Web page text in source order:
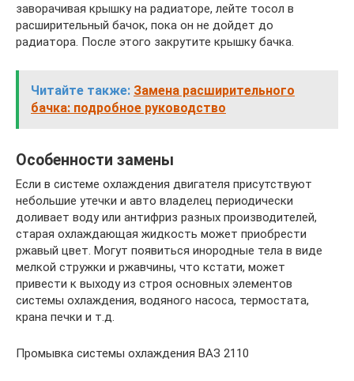
заворачивая крышку на радиаторе, лейте тосол в
расширительный бачок, пока он не дойдет до
радиатора. После этого закрутите крышку бачка.
Читайте также: Замена расширительного
бачка: подробное руководство
Особенности замены
Если в системе охлаждения двигателя присутствуют
небольшие утечки и авто владелец периодически
доливает воду или антифриз разных производителей,
старая охлаждающая жидкость может приобрести
ржавый цвет. Могут появиться инородные тела в виде
мелкой стружки и ржавчины, что кстати, может
привести к выходу из строя основных элементов
системы охлаждения, водяного насоса, термостата,
крана печки и т.д.
Промывка системы охлаждения ВАЗ 2110